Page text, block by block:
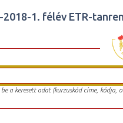
2018-1. félév ETR-
a keresett adat (kurzuskód címe, kódja,